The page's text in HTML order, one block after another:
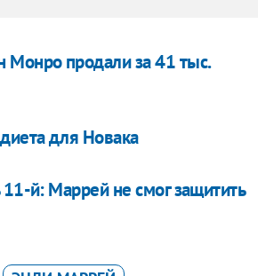
продали за 41 тыс.
для Новака
11-й: Маррей не смог защитить